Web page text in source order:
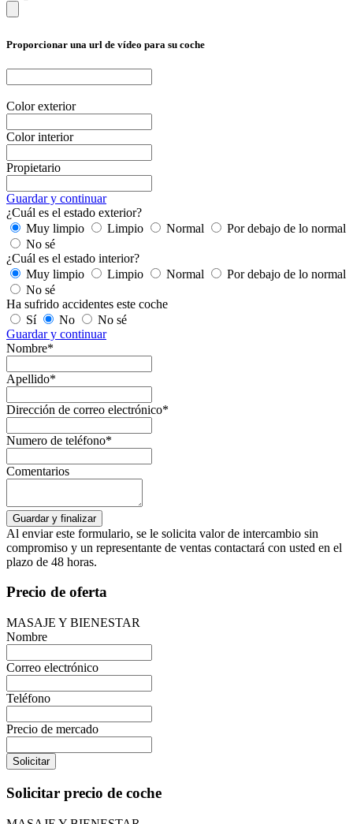
Proporcionar una url de vídeo para su coche
Color exterior
Color interior
Propietario
Guardar y continuar
¿Cuál es el estado exterior?
Muy limpio
Limpio Normal
Por debajo de lo normal
No sé
¿Cuál es el estado interior?
Muy limpio
Limpio Normal
Por debajo de lo normal
No sé
Ha sufrido accidentes este coche
Sí
No
No sé
Guardar y continuar
Nombre*
Apellido*
Dirección de correo electrónico*
Numero de teléfono*
Comentarios
Al enviar este formulario, se le solicita valor de intercambio sin
compromiso y un representante de ventas contactará con usted en el
plazo de 48 horas.
Precio de oferta
MASAJE Y BIENESTAR
Nombre
Correo electrónico
Teléfono
Precio de mercado
Solicitar
Solicitar precio de coche